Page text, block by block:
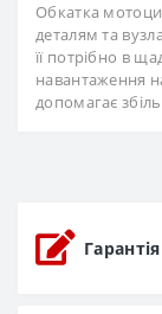
Обкатка
деталям та
її потрібно в
навантаження
допомагає
Гарантія